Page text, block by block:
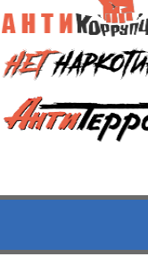
Адрес: 461040,